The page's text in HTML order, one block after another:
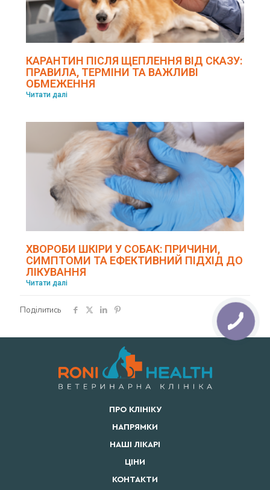
КАРАНТИН ПІСЛЯ ЩЕПЛЕННЯ ВІД СКАЗУ:
ПРАВИЛА, ТЕРМІНИ ТА ВАЖЛИВІ
ОБМЕЖЕННЯ
Читати далі
ХВОРОБИ ШКІРИ У СОБАК: ПРИЧИНИ,
СИМПТОМИ ТА ЕФЕКТИВНИЙ ПІДХІД ДО
ЛІКУВАННЯ
Читати далі
Поділитись
ПРО КЛІНІКУ
НАПРЯМКИ
НАШІ ЛІКАРІ
ЦІНИ
КОНТАКТИ